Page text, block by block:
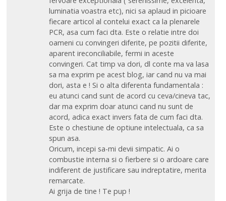
luminatia voastra etc), nici sa aplaud in picioare
fiecare articol al contelui exact ca la plenarele
PCR, asa cum faci dta. Este o relatie intre doi
oameni cu convingeri diferite, pe pozitii diferite,
aparent ireconciliabile, fermi in aceste
convingeri. Cat timp va dori, dl conte ma va lasa
sa ma exprim pe acest blog, iar cand nu va mai
dori, asta e ! Si o alta diferenta fundamentala :
eu atunci cand sunt de acord cu ceva/cineva tac,
dar ma exprim doar atunci cand nu sunt de
acord, adica exact invers fata de cum faci dta.
Este o chestiune de optiune intelectuala, ca sa
spun asa.
Oricum, incepi sa-mi devii simpatic. Ai o
combustie interna si o fierbere si o ardoare care
indiferent de justificare sau indreptatire, merita
remarcate.
Ai grija de tine ! Te pup !